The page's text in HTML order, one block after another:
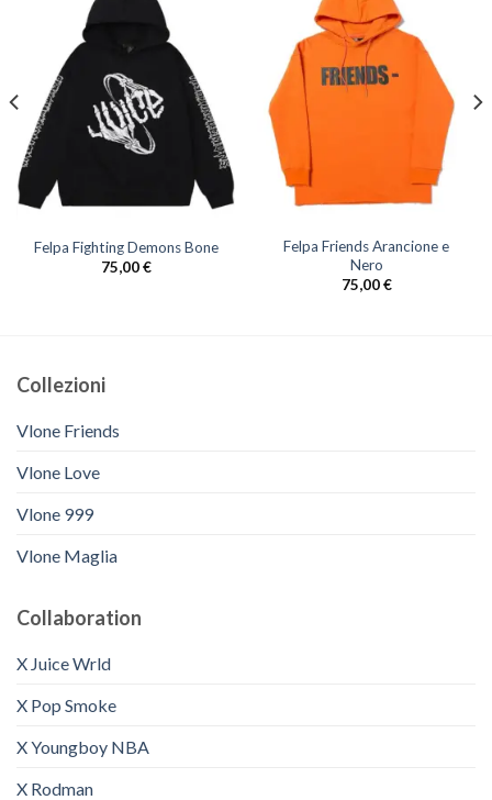
Felpa Fighting Demons Bone
75,00€
Felpa Friends Arancione e
Nero
75,00€
Collezioni
Vlone Friends
Vlone Love
Vlone 999
Vlone Maglia
Collaboration
X Juice Wrld
X Pop Smoke
X Youngboy NBA
X Rodman